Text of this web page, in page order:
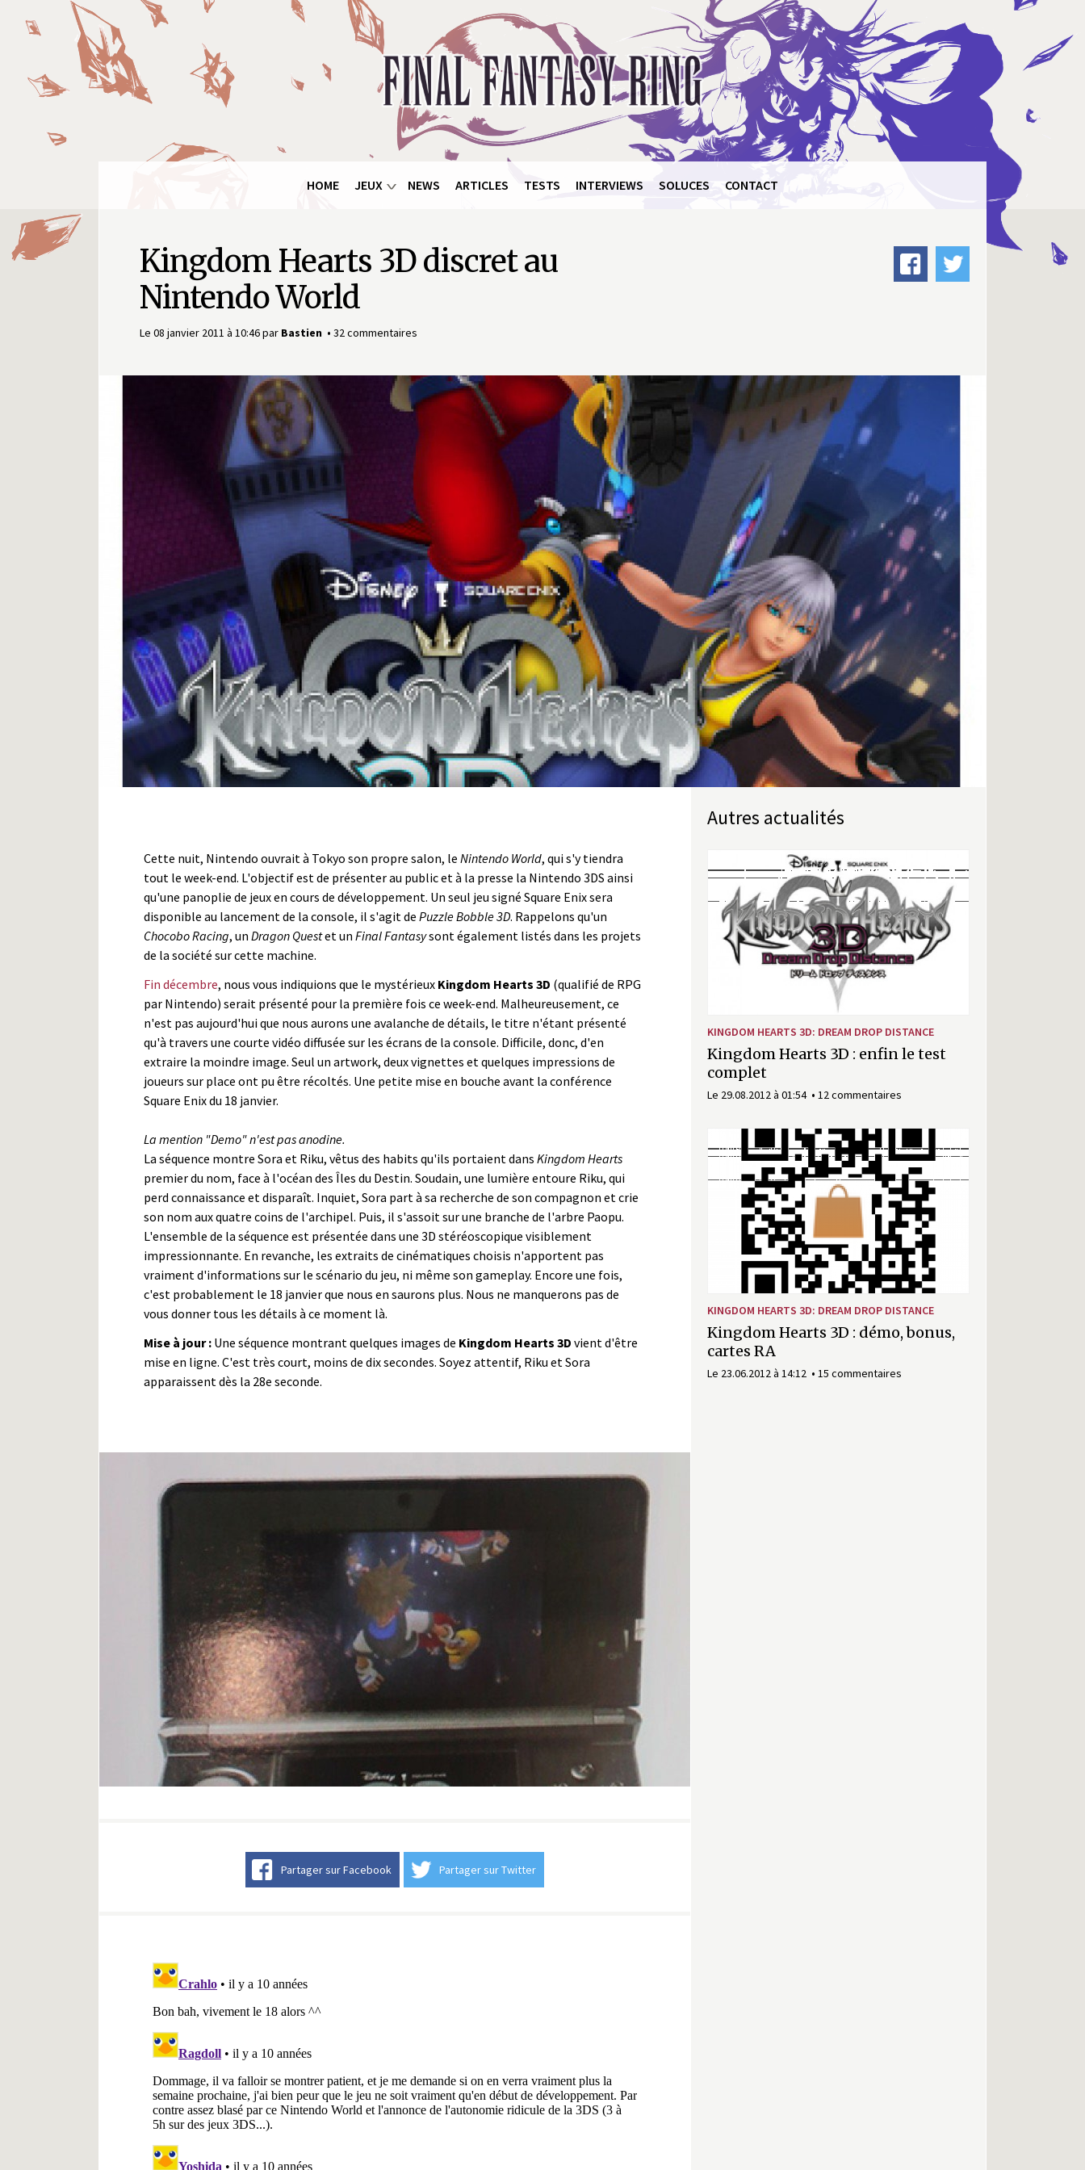
Final
Fantasy
Ring
HOME JEUX NEWS ARTICLES TESTS INTERVIEWS SOLUCES CONTACT
Kingdom Hearts 3D discret au
Nintendo World
Le 08 janvier 2011 à 10:46par Bastien 32 commentaires
Cette nuit, Nintendo ouvrait à Tokyo son propre salon, le Nintendo World, qui s'y tiendra
tout le week-end. L'objectif est de présenter au public et à la presse la Nintendo 3DS ainsi
qu'une panoplie de jeux en cours de développement. Un seul jeu signé Square Enix sera
disponible au lancement de la console, il s'agit de Puzzle Bobble 3D. Rappelons qu'un
Chocobo Racing, un Dragon Questet un Final Fantasysont également listés dans les projets
de la société sur cette machine.
Fin décembre, nous vous indiquions que le mystérieux Kingdom Hearts 3D (qualifié de RPG
par Nintendo) serait présenté pour la première fois ce week-end. Malheureusement, ce
n'est pas aujourd'hui que nous aurons une avalanche de détails, le titre n'étant présenté
qu'à travers une courte vidéo diffusée sur les écrans de la console. Difficile, donc, d'en
extraire la moindre image. Seul un artwork, deux vignettes et quelques impressions de
joueurs sur place ont pu être récoltés. Une petite mise en bouche avant la conférence
Square Enix du 18 janvier.
La mention "Demo" n'est pas anodine.
La séquence montre Sora et Riku, vêtus des habits qu'ils portaient dans Kingdom Hearts
premier du nom, face à l'océan des Îles du Destin. Soudain, une lumière entoure Riku, qui
perd connaissance et disparaît. Inquiet, Sora part à sa recherche de son compagnon et crie
son nom aux quatre coins de l'archipel. Puis, il s'assoit sur une branche de l'arbre Paopu.
L'ensemble de la séquence est présentée dans une 3D stéréoscopique visiblement
impressionnante. En revanche, les extraits de cinématiques choisis n'apportent pas
vraiment d'informations sur le scénario du jeu, ni même son gameplay. Encore une fois,
c'est probablement le 18 janvier que nous en saurons plus. Nous ne manquerons pas de
vous donner tous les détails à ce moment là.
Mise à jour : Une séquence montrant quelques images de Kingdom Hearts 3D vient d'être
mise en ligne. C'est très court, moins de dix secondes. Soyez attentif, Riku et Sora
apparaissent dès la 28e seconde.
Partager sur Facebook Partager sur Twitter
Autres actualités
KINGDOM HEARTS 3D: DREAM DROP DISTANCE
Kingdom Hearts 3D : enfin le test
complet
Le 29.08.2012 à 01:54 12 commentaires
KINGDOM HEARTS 3D: DREAM DROP DISTANCE
Kingdom Hearts 3D : démo, bonus,
cartes RA
Le 23.06.2012 à 14:12 15 commentaires